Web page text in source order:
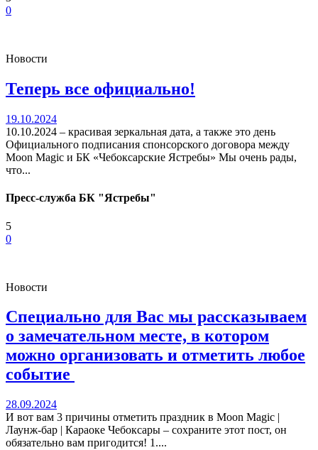
0
Новости
Теперь все официально!
19.10.2024
10.10.2024 – красивая зеркальная дата, а также это день
Официального подписания спонсорского договора между
Moon Magic и БК «Чебоксарские Ястребы» Мы очень рады,
что...
Пресс-служба БК "Ястребы"
5
0
Новости
Специально для Вас мы рассказываем
о замечательном месте, в котором
можно организовать и отметить любое
событие
28.09.2024
И вот вам 3 причины отметить праздник в Moon Magic |
Лаунж-бар | Караоке Чебоксары – сохраните этот пост, он
обязательно вам пригодится! 1....